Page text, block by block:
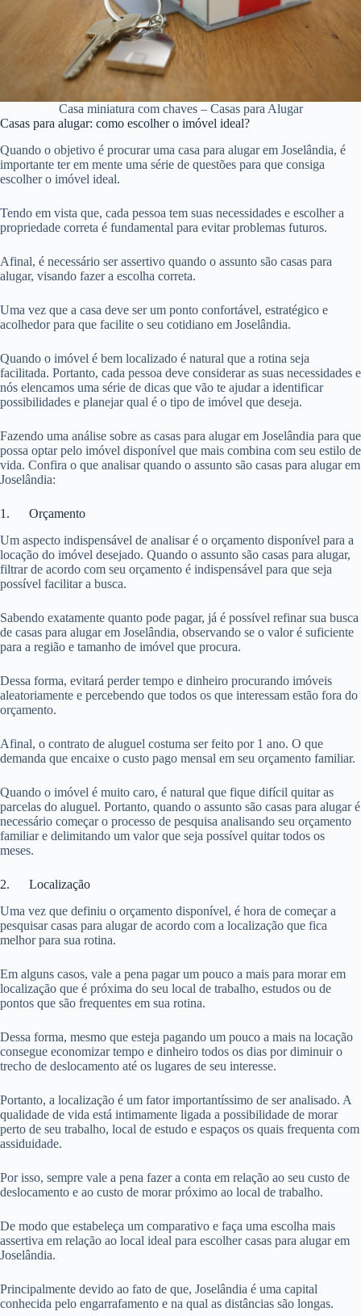
Casa miniatura com chaves – Casas para Alugar
Casas para alugar: como escolher o imóvel ideal?
Quando o objetivo é procurar uma casa para alugar em Joselândia, é
importante ter em mente uma série de questões para que consiga
escolher o imóvel ideal.
Tendo em vista que, cada pessoa tem suas necessidades e escolher a
propriedade correta é fundamental para evitar problemas futuros.
Afinal, é necessário ser assertivo quando o assunto são casas para
alugar, visando fazer a escolha correta.
Uma vez que a casa deve ser um ponto confortável, estratégico e
acolhedor para que facilite o seu cotidiano em Joselândia.
Quando o imóvel é bem localizado é natural que a rotina seja
facilitada. Portanto, cada pessoa deve considerar as suas necessidades e
nós elencamos uma série de dicas que vão te ajudar a identificar
possibilidades e planejar qual é o tipo de imóvel que deseja.
Fazendo uma análise sobre as casas para alugar em Joselândia para que
possa optar pelo imóvel disponível que mais combina com seu estilo de
vida. Confira o que analisar quando o assunto são casas para alugar em
Joselândia:
1. Orçamento
Um aspecto indispensável de analisar é o orçamento disponível para a
locação do imóvel desejado. Quando o assunto são casas para alugar,
filtrar de acordo com seu orçamento é indispensável para que seja
possível facilitar a busca.
Sabendo exatamente quanto pode pagar, já é possível refinar sua busca
de casas para alugar em Joselândia, observando se o valor é suficiente
para a região e tamanho de imóvel que procura.
Dessa forma, evitará perder tempo e dinheiro procurando imóveis
aleatoriamente e percebendo que todos os que interessam estão fora do
orçamento.
Afinal, o contrato de aluguel costuma ser feito por 1 ano. O que
demanda que encaixe o custo pago mensal em seu orçamento familiar.
Quando o imóvel é muito caro, é natural que fique difícil quitar as
parcelas do aluguel. Portanto, quando o assunto são casas para alugar é
necessário começar o processo de pesquisa analisando seu orçamento
familiar e delimitando um valor que seja possível quitar todos os
meses.
2. Localização
Uma vez que definiu o orçamento disponível, é hora de começar a
pesquisar casas para alugar de acordo com a localização que fica
melhor para sua rotina.
Em alguns casos, vale a pena pagar um pouco a mais para morar em
localização que é próxima do seu local de trabalho, estudos ou de
pontos que são frequentes em sua rotina.
Dessa forma, mesmo que esteja pagando um pouco a mais na locação
consegue economizar tempo e dinheiro todos os dias por diminuir o
trecho de deslocamento até os lugares de seu interesse.
Portanto, a localização é um fator importantíssimo de ser analisado. A
qualidade de vida está intimamente ligada a possibilidade de morar
perto de seu trabalho, local de estudo e espaços os quais frequenta com
assiduidade.
Por isso, sempre vale a pena fazer a conta em relação ao seu custo de
deslocamento e ao custo de morar próximo ao local de trabalho.
De modo que estabeleça um comparativo e faça uma escolha mais
assertiva em relação ao local ideal para escolher casas para alugar em
Joselândia.
Principalmente devido ao fato de que, Joselândia é uma capital
conhecida pelo engarrafamento e na qual as distâncias são longas.